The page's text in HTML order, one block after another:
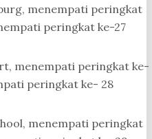
menempati peringkat
peringkat ke-27
menempati peringkat ke-
peringkat ke- 28
menempati peringkat